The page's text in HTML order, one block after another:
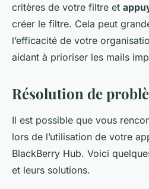
critères de votre filtre et
créer le filtre. Cela peut
l’efficacité de votre
aidant à prioriser les mails
Résolution de
Il est possible que vous
lors de l’utilisation de votre
BlackBerry Hub. Voici
et leurs solutions.